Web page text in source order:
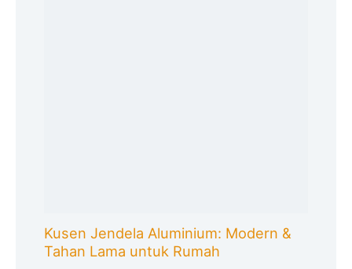
Kusen Jendela Aluminium: Modern &
Tahan Lama untuk Rumah